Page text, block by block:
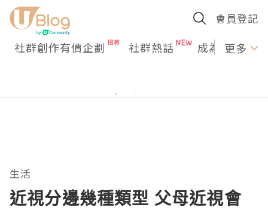
會員登記
社群創作有價企劃 社群熱話 成為U更多
生活
近視分邊幾種類型 父母近視會